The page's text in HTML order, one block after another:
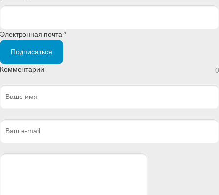
Электронная почта *
Подписаться
Комментарии 0